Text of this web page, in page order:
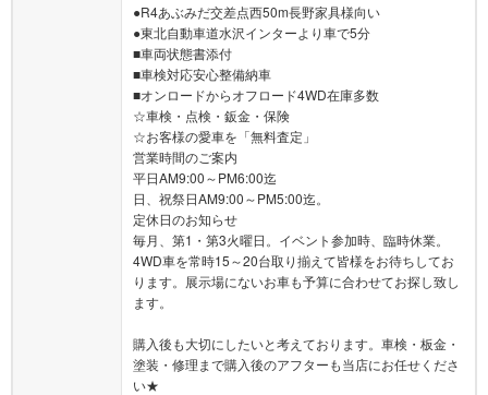
●R4あぶみだ交差点西50m長野家具様向い
●東北自動車道水沢インターより車で5分
■車両状態書添付
■車検対応安心整備納車
■オンロードからオフロード4WD在庫多数
☆車検・点検・鈑金・保険
☆お客様の愛車を「無料査定」
営業時間のご案内
平日AM9:00～PM6:00迄
日、祝祭日AM9:00～PM5:00迄。
定休日のお知らせ
毎月、第1・第3火曜日。イベント参加時、臨時休業。
4WD車を常時15～20台取り揃えて皆様をお待ちしてお
ります。展示場にないお車も予算に合わせてお探し致し
ます。
購入後も大切にしたいと考えております。車検・板金・
塗装・修理まで購入後のアフターも当店にお任せくださ
い★